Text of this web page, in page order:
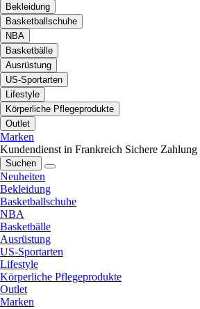
Bekleidung
Basketballschuhe
NBA
Basketbälle
Ausrüstung
US-Sportarten
Lifestyle
Körperliche Pflegeprodukte
Outlet
Marken
Kundendienst in Frankreich Sichere Zahlung
Suchen
Neuheiten
Bekleidung
Basketballschuhe
NBA
Basketbälle
Ausrüstung
US-Sportarten
Lifestyle
Körperliche Pflegeprodukte
Outlet
Marken